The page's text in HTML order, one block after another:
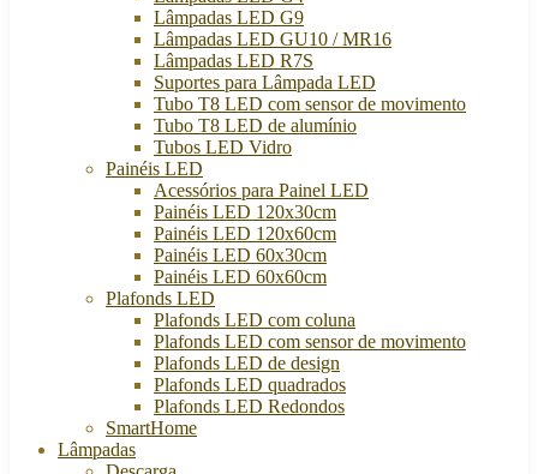
Lâmpadas LED G9
Lâmpadas LED GU10 / MR16
Lâmpadas LED R7S
Suportes para Lâmpada LED
Tubo T8 LED com sensor de movimento
Tubo T8 LED de alumínio
Tubos LED Vidro
Painéis LED
Acessórios para Painel LED
Painéis LED 120x30cm
Painéis LED 120x60cm
Painéis LED 60x30cm
Painéis LED 60x60cm
Plafonds LED
Plafonds LED com coluna
Plafonds LED com sensor de movimento
Plafonds LED de design
Plafonds LED quadrados
Plafonds LED Redondos
SmartHome
Lâmpadas